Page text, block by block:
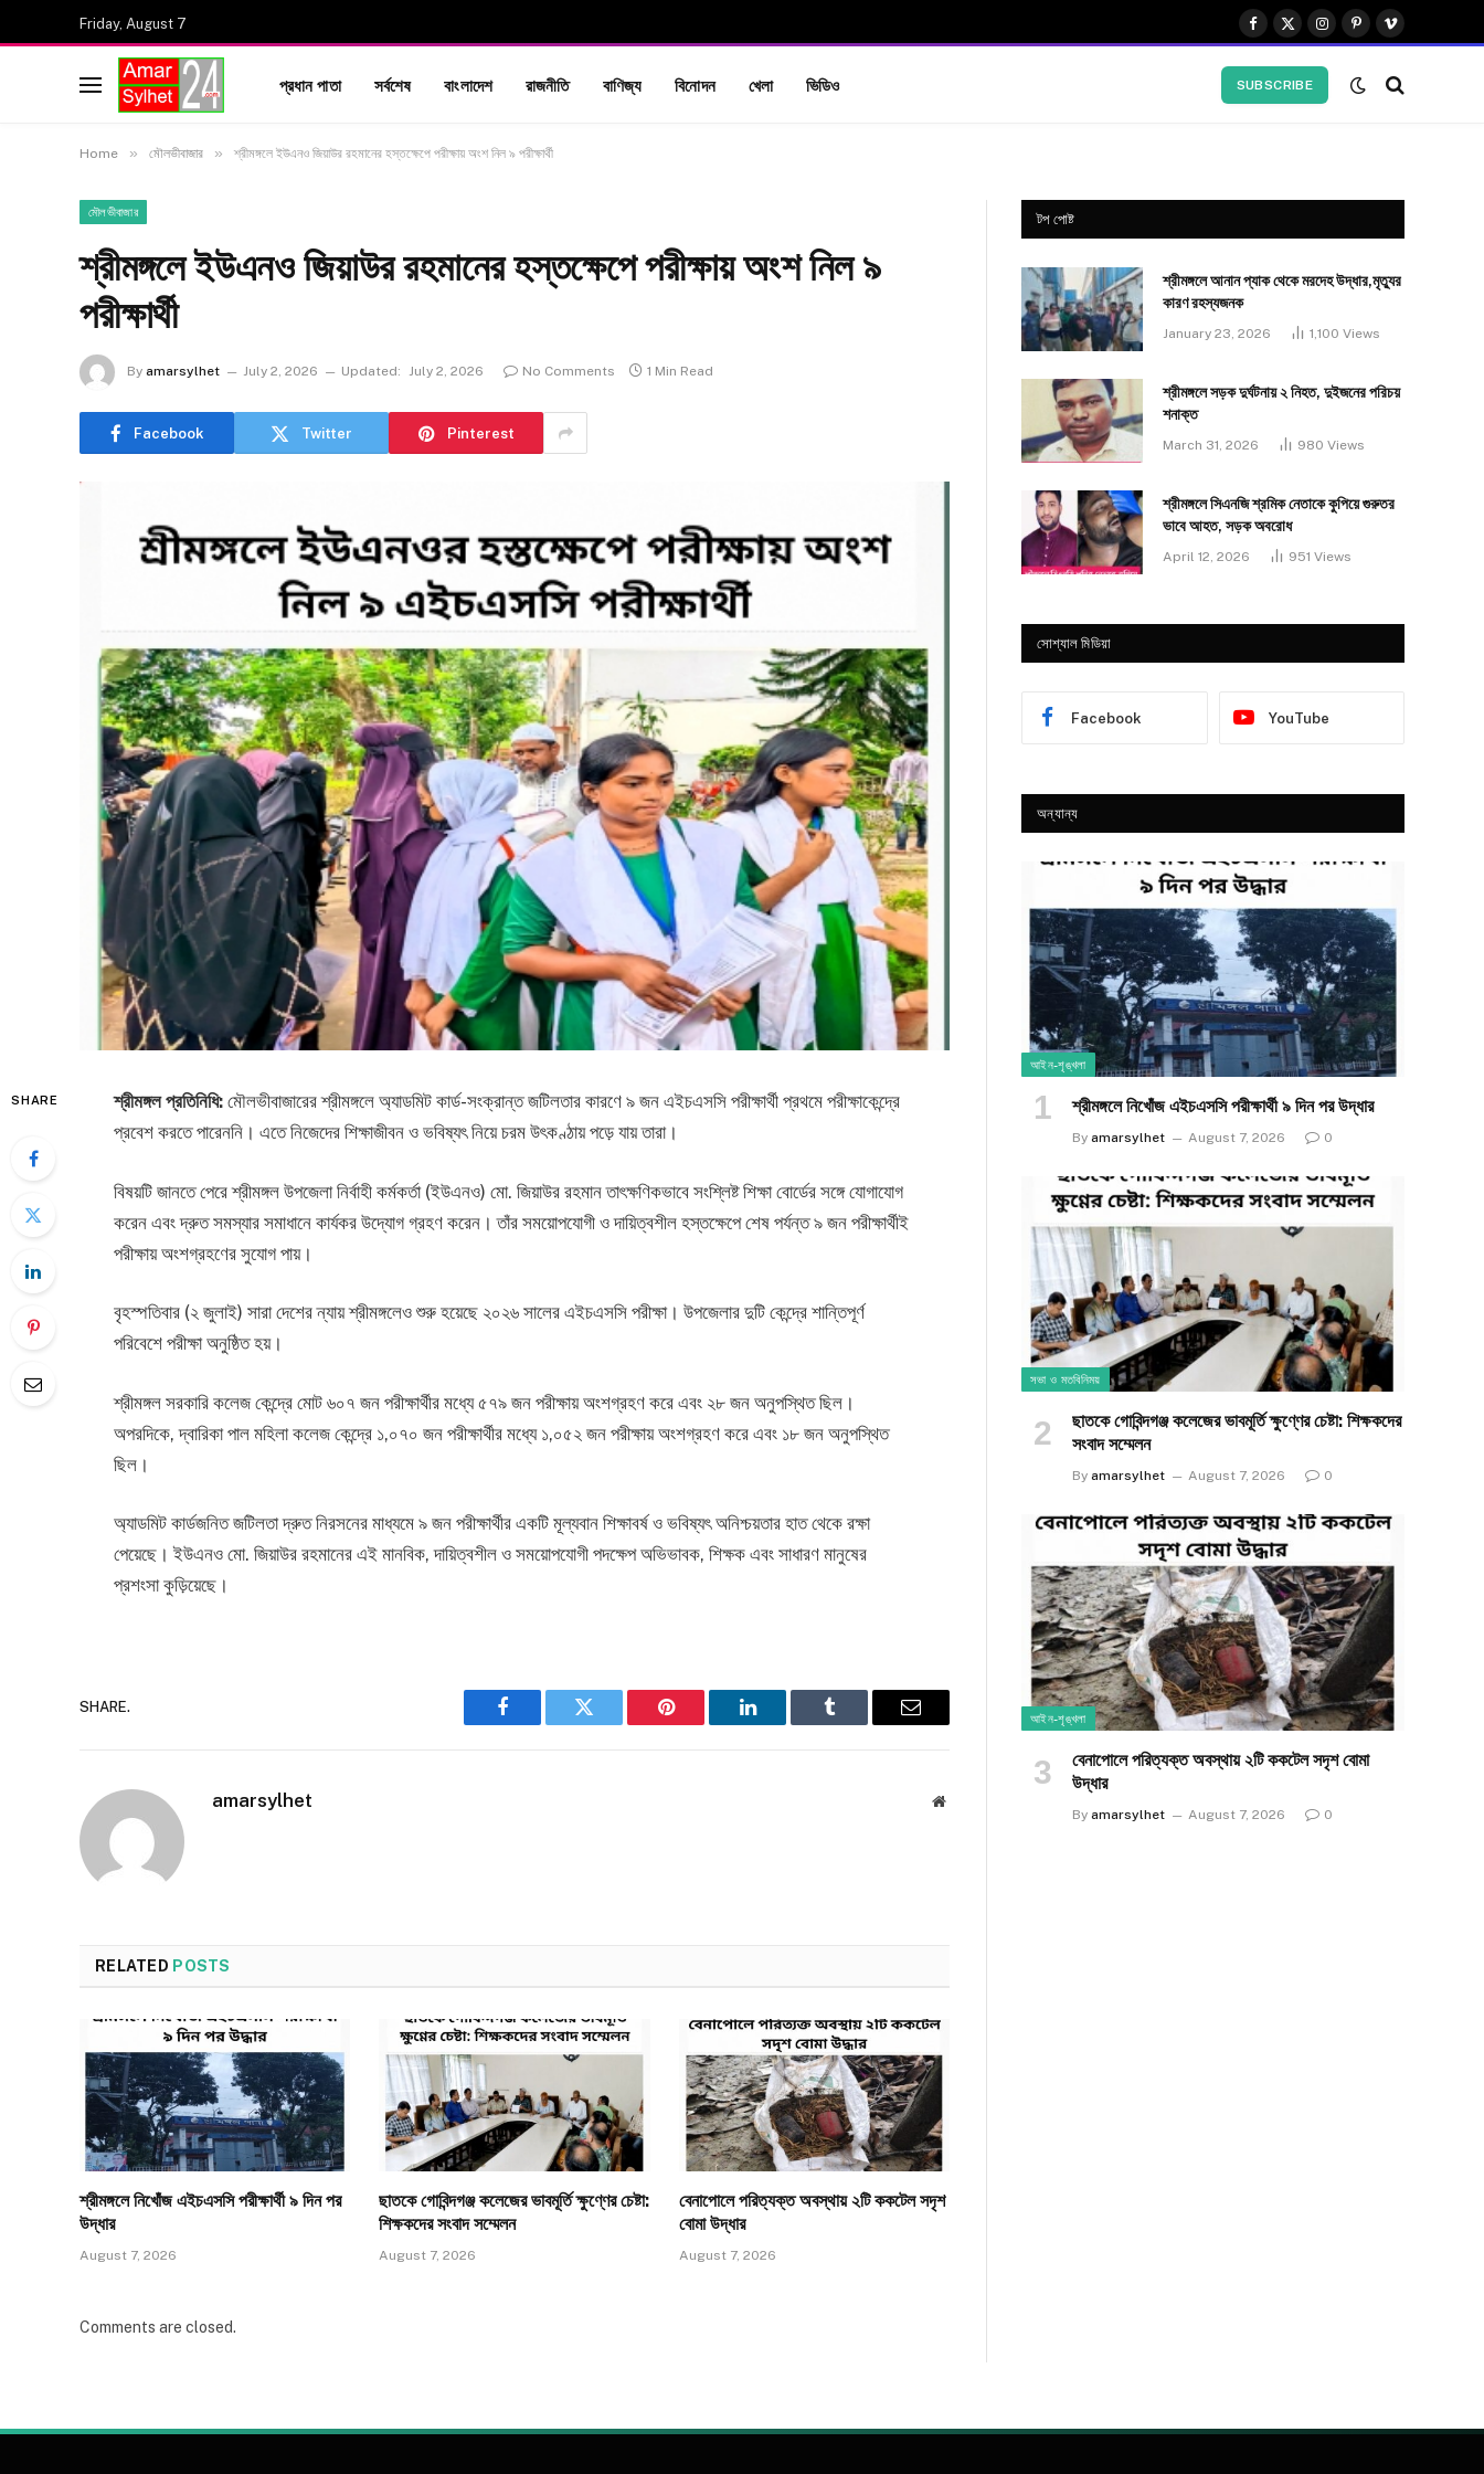
Friday, August 7
Facebook
X
Instagram
Pinterest
Vimeo
প্রধান পাতা সর্বশেষ বাংলাদেশ রাজনীতি বাণিজ্য বিনোদন খেলা ভিডিও SUBSCRIBE
Home » মৌলভীবাজার » শ্রীমঙ্গলে ইউএনও জিয়াউর রহমানের হস্তক্ষেপে পরীক্ষায় অংশ নিল ৯ পরীক্ষার্থী
মৌলভীবাজার
শ্রীমঙ্গলে ইউএনও জিয়াউর রহমানের হস্তক্ষেপে পরীক্ষায় অংশ নিল ৯
পরীক্ষার্থী
By amarsylhet July 2, 2026 Updated: July 2, 2026 No Comments 1 Min Read
Facebook Twitter Pinterest
SHARE শ্রীমঙ্গল প্রতিনিধি: মৌলভীবাজারের শ্রীমঙ্গলে অ্যাডমিট কার্ড-সংক্রান্ত জটিলতার কারণে ৯ জন এইচএসসি পরীক্ষার্থী প্রথমে পরীক্ষাকেন্দ্রে
প্রবেশ করতে পারেননি। এতে নিজেদের শিক্ষাজীবন ও ভবিষ্যৎ নিয়ে চরম উৎকণ্ঠায় পড়ে যায় তারা।
বিষয়টি জানতে পেরে শ্রীমঙ্গল উপজেলা নির্বাহী কর্মকর্তা (ইউএনও) মো. জিয়াউর রহমান তাৎক্ষণিকভাবে সংশ্লিষ্ট শিক্ষা বোর্ডের সঙ্গে যোগাযোগ
করেন এবং দ্রুত সমস্যার সমাধানে কার্যকর উদ্যোগ গ্রহণ করেন। তাঁর সময়োপযোগী ও দায়িত্বশীল হস্তক্ষেপে শেষ পর্যন্ত ৯ জন পরীক্ষার্থীই
পরীক্ষায় অংশগ্রহণের সুযোগ পায়।
বৃহস্পতিবার (২ জুলাই) সারা দেশের ন্যায় শ্রীমঙ্গলেও শুরু হয়েছে ২০২৬ সালের এইচএসসি পরীক্ষা। উপজেলার দুটি কেন্দ্রে শান্তিপূর্ণ
পরিবেশে পরীক্ষা অনুষ্ঠিত হয়।
শ্রীমঙ্গল সরকারি কলেজ কেন্দ্রে মোট ৬০৭ জন পরীক্ষার্থীর মধ্যে ৫৭৯ জন পরীক্ষায় অংশগ্রহণ করে এবং ২৮ জন অনুপস্থিত ছিল।
অপরদিকে, দ্বারিকা পাল মহিলা কলেজ কেন্দ্রে ১,০৭০ জন পরীক্ষার্থীর মধ্যে ১,০৫২ জন পরীক্ষায় অংশগ্রহণ করে এবং ১৮ জন অনুপস্থিত
ছিল।
অ্যাডমিট কার্ডজনিত জটিলতা দ্রুত নিরসনের মাধ্যমে ৯ জন পরীক্ষার্থীর একটি মূল্যবান শিক্ষাবর্ষ ও ভবিষ্যৎ অনিশ্চয়তার হাত থেকে রক্ষা
পেয়েছে। ইউএনও মো. জিয়াউর রহমানের এই মানবিক, দায়িত্বশীল ও সময়োপযোগী পদক্ষেপ অভিভাবক, শিক্ষক এবং সাধারণ মানুষের
প্রশংসা কুড়িয়েছে।
SHARE.
Facebook Twitter Pinterest LinkedIn Tumblr Email
amarsylhet Website
RELATED POSTS
শ্রীমঙ্গলে নিখোঁজ এইচএসসি পরীক্ষার্থী ৯ দিন পর
উদ্ধার
August 7, 2026
ছাতকে গোবিন্দগঞ্জ কলেজের ভাবমূর্তি ক্ষুণ্ণের চেষ্টা:
শিক্ষকদের সংবাদ সম্মেলন
August 7, 2026
​বেনাপোলে পরিত্যক্ত অবস্থায় ২টি ককটেল সদৃশ
বোমা উদ্ধার
August 7, 2026
Comments are closed.
টপ পোষ্ট
শ্রীমঙ্গলে আনান প্যাক থেকে মরদেহ উদ্ধার,মৃত্যুর
কারণ রহস্যজনক
January 23, 2026 1,100 Views
শ্রীমঙ্গলে সড়ক দুর্ঘটনায় ২ নিহত, দুইজনের পরিচয়
শনাক্ত
March 31, 2026 980 Views
শ্রীমঙ্গলে সিএনজি শ্রমিক নেতাকে কুপিয়ে গুরুতর
ভাবে আহত, সড়ক অবরোধ
April 12, 2026 951 Views
সোশ্যাল মিডিয়া
Facebook YouTube
অন্যান্য
আইন-শৃঙ্খলা
শ্রীমঙ্গলে নিখোঁজ এইচএসসি পরীক্ষার্থী ৯ দিন পর উদ্ধার
By amarsylhet August 7, 2026 0
সভা ও মতবিনিময়
ছাতকে গোবিন্দগঞ্জ কলেজের ভাবমূর্তি ক্ষুণ্ণের চেষ্টা: শিক্ষকদের
সংবাদ সম্মেলন
By amarsylhet August 7, 2026 0
আইন-শৃঙ্খলা
​বেনাপোলে পরিত্যক্ত অবস্থায় ২টি ককটেল সদৃশ বোমা
উদ্ধার
By amarsylhet August 7, 2026 0